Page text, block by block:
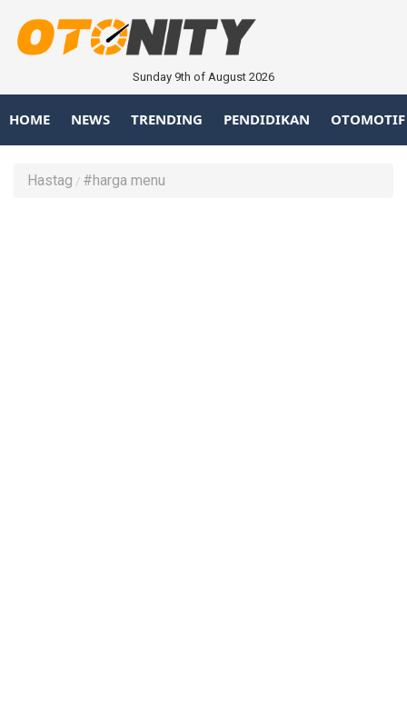
Sunday 9th of August 2026
HOME NEWS TRENDING PENDIDIKAN OTOMOTIF
Hastag #harga menu